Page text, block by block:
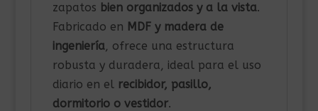
zapatos bien organizados y a la vista.
Fabricado en MDF y madera de
ingeniería, ofrece una estructura
robusta y duradera, ideal para el uso
diario en el recibidor, pasillo,
dormitorio o vestidor.